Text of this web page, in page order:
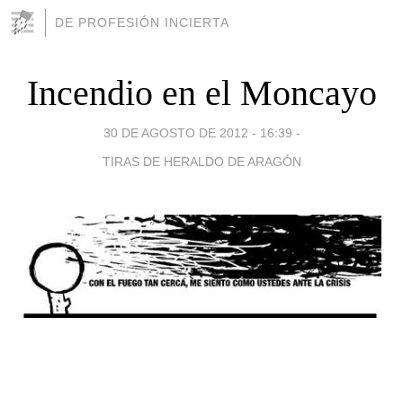
DE PROFESIÓN INCIERTA
Incendio en el Moncayo
30 DE AGOSTO DE 2012 - 16:39 -
TIRAS DE HERALDO DE ARAGÓN